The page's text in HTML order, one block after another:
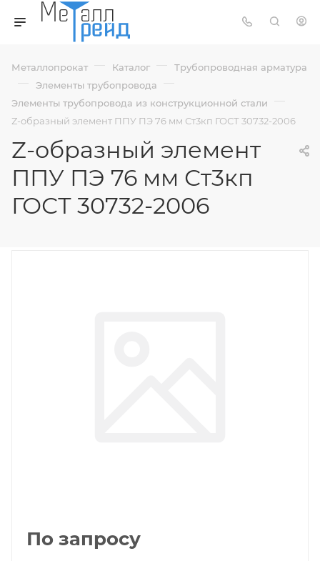
Металлопрокат — Каталог — Трубопроводная арматура
— Элементы трубопровода —
Элементы трубопровода из конструкционной стали —
Z-образный элемент ППУ ПЭ 76 мм Ст3кп ГОСТ 30732-2006
Z-образный элемент
ППУ ПЭ 76 мм Ст3кп
ГОСТ 30732-2006
По запросу